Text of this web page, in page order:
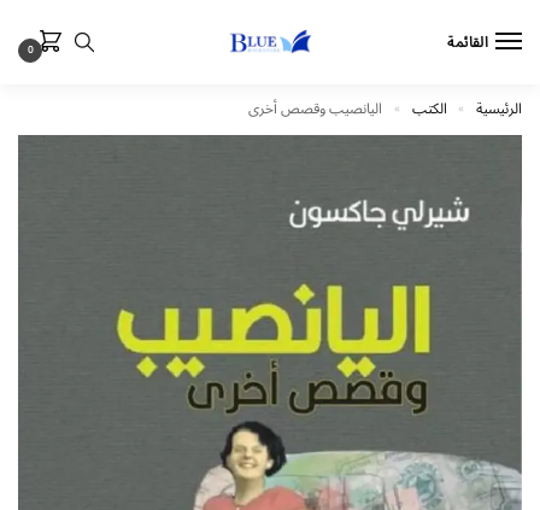
القائمة 0
الرئيسية » الكتب » اليانصيب وقصص أخرى